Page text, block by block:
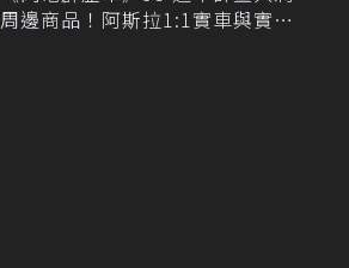
周邊商品！阿斯拉1:1實車與實體